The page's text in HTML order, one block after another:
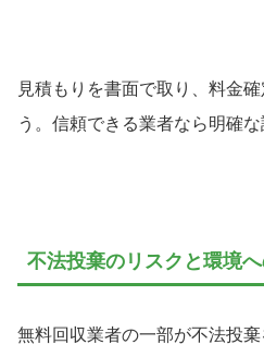
見積もりを書面で取り、料金
う。信頼できる業者なら明確な
不法投棄のリスクと環境
無料回収業者の一部が不法投棄